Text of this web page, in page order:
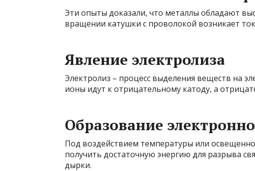
Эти опыты доказали, что металлы обладают
вращении катушки с проволокой возникает
Явление электролиза
Электролиз – процесс выделения веществ на
ионы идут к отрицательному катоду, а
Образование
Под воздействием температуры или
получить достаточную энергию для разрыва
дырки.